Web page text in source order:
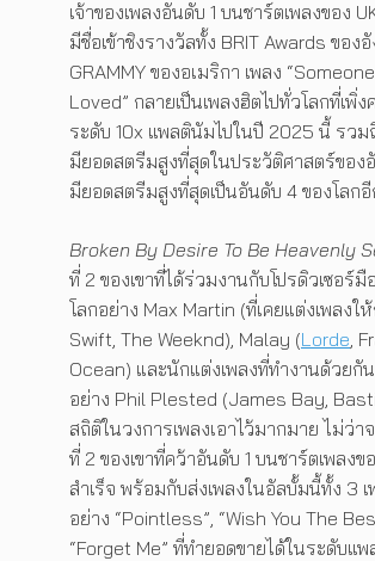
เจ้าของเพลงอันดับ 1 บนชาร์ตเพลงของ
มีชื่อเข้าชิงรางวัลทั้ง BRIT Awards ของ
GRAMMY ของอเมริกา เพลง
Loved” กลายเป็นเพลงฮิตไปทั่วโลกที่เพิ่
ระดับ 10x แพลตินัมไปในปี 2025 นี้ รวม
มียอดสตรีมสูงที่สุดในประวัติศาสตร์ของ
มียอดสตรีมสูงที่สุดเป็นอันดับ 4 ของโลก
Broken By Desire To Be Heavenly
ที่ 2 ของเขาที่ได้ร่วมงานกับโปรดิวเซอร์มื
โลกอย่าง Max Martin (ที่เคยแต่งเพลงใ
Swift, The Weeknd), Malay (Lorde ,
Ocean) และนักแต่งเพลงที่ทำงานด้วยกั
อย่าง Phil Plested (James Bay,
สถิติในวงการเพลงเอาไว้มากมาย ไม่ว่า
ที่ 2 ของเขาที่คว้าอันดับ 1 บนชาร์ตเพลงข
สำเร็จ พร้อมกับส่งเพลงในอัลบั้มนี้ทั้ง 3 เ
อย่าง “Pointless”, “Wish You The
“Forget Me” ที่ทำยอดขายได้ในระดับแ